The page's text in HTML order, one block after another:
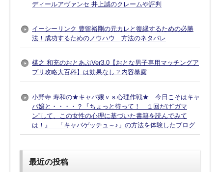
ディールアヴァンセ 井上誠のクレームや評判
イーシーリンク 豊留裕剛の元カレと復縁するための必勝
法！成功するためのノウハウ 方法のネタバレ
楳之 和充のおとあぷVer3.0【おとな男子専用マッチングア
プリ攻略大百科】は効果なし？内容暴露
小野寺 寿和の★キャバ嬢ｖｓ心理作戦★ 今日こそはキャ
バ嬢と・・・・？『ちょっと待って！ １回だけ“ガマ
ン”して、この女性の心理に基づいた書籍を読んでみて
は！』 「キャバゲッチュ～♪」の方法を体験したブログ
最近の投稿